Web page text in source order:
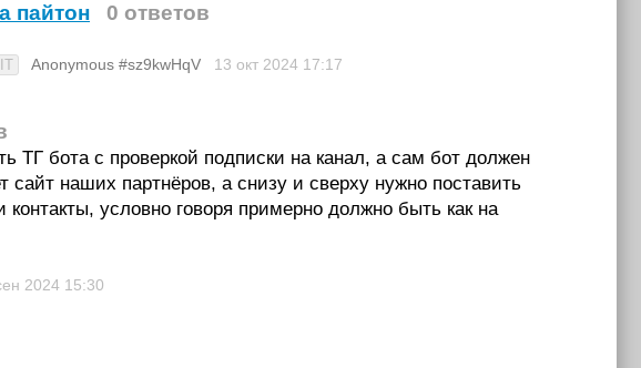
пайтон 0 ответов
IT Anonymous #sz9kwHqV 13 окт 2024 17:17
ТГ бота с проверкой подписки на канал, а сам бот должен
сайт наших партнёров, а снизу и сверху нужно поставить
условно говоря примерно должно быть как на
2024 15:30